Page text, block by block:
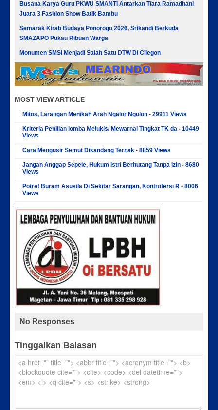
Busana Karya Guru PKWU SMANTI Antarkan Tiara Ramadhani
Juara 3 Fashion Show Batik Bambu
Semarak Kirab Budaya Ponorogo 2026, Srikandi Berkuda
SMAZAPO Pukau Ribuan Warga
Monumen SMSI Menjadi Salah Satu DTW Di Cilegon
MOST VIEW ARTICLE
Mitos, Larangan Menikah Arah Ngalor Ngulon - 29911 Views
Kriteria Penilian lomba Melukis/ Mewarnai Tingkat TK da - 10449
Views
Cara Mengusir Semut Dikandang Ternak - 8859 Views
Jangan Anggap Sepele, Hukum Istri Berhutang Tanpa Izin - 8680
Views
Potret Buram Asusila Di Sekitar Sarangan, Kontrofersi R - 8006
Views
No Responses
Tinggalkan Balasan